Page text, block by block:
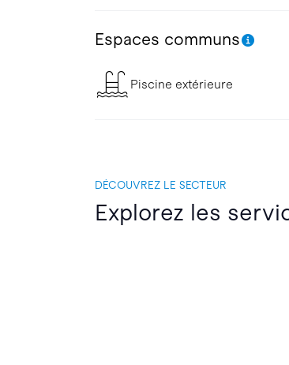
Espaces communs
Piscine extérieure
DÉCOUVREZ LE SECTEUR
Explorez les